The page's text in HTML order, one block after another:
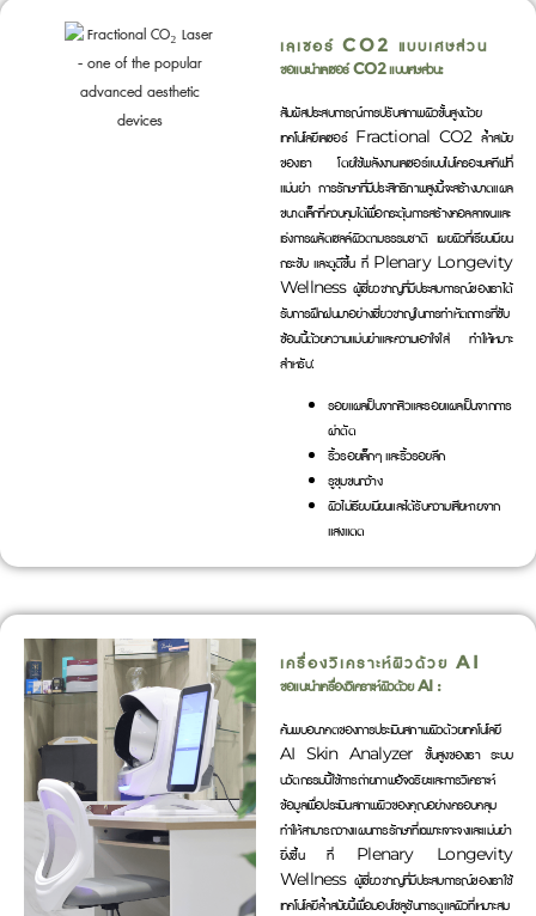
เลเซอร์ CO2 แบบเศษส่วน
ขอแนะนำเลเซอร์ CO2 แบบเศษส่วน:
สัมผัสประสบการณ์การปรับสภาพผิวขั้นสูงด้วย
เทคโนโลยีเลเซอร์ Fractional CO2 ล้ำสมัย
ของเรา โดยใช้พลังงานเลเซอร์แบบไมโครอะเบลทีฟที่
แม่นยำ การรักษาที่มีประสิทธิภาพสูงนี้จะสร้างบาดแผล
ขนาดเล็กที่ควบคุมได้เพื่อกระตุ้นการสร้างคอลลาเจนและ
เร่งการผลัดเซลล์ผิวตามธรรมชาติ เผยผิวที่เรียบเนียน
กระชับ และดูดีขึ้น ที่ Plenary Longevity
Wellness ผู้เชี่ยวชาญที่มีประสบการณ์ของเราได้
รับการฝึกฝนมาอย่างเชี่ยวชาญในการทำหัตถการที่ซับ
ซ้อนนี้ด้วยความแม่นยำและความเอาใจใส่ ทำให้เหมาะ
สำหรับ:
รอยแผลเป็นจากสิวและรอยแผลเป็นจากการ
ผ่าตัด
ริ้วรอยเล็กๆ และริ้วรอยลึก
รูขุมขนกว้าง
ผิวไม่เรียบเนียนและได้รับความเสียหายจาก
แสงแดด
เครื่องวิเคราะห์ผิวด้วย AI
ขอแนะนำเครื่องวิเคราะห์ผิวด้วย AI :
ค้นพบอนาคตของการประเมินสภาพผิวด้วยเทคโนโลยี
AI Skin Analyzer ขั้นสูงของเรา ระบบ
นวัตกรรมนี้ใช้การถ่ายภาพอัจฉริยะและการวิเคราะห์
ข้อมูลเพื่อประเมินสภาพผิวของคุณอย่างครอบคลุม
ทำให้สามารถวางแผนการรักษาที่เฉพาะเจาะจงและแม่นยำ
ยิ่งขึ้น ที่ Plenary Longevity
Wellness ผู้เชี่ยวชาญที่มีประสบการณ์ของเราใช้
เทคโนโลยีล้ำสมัยนี้เพื่อมอบโซลูชันการดูแลผิวที่เหมาะสม